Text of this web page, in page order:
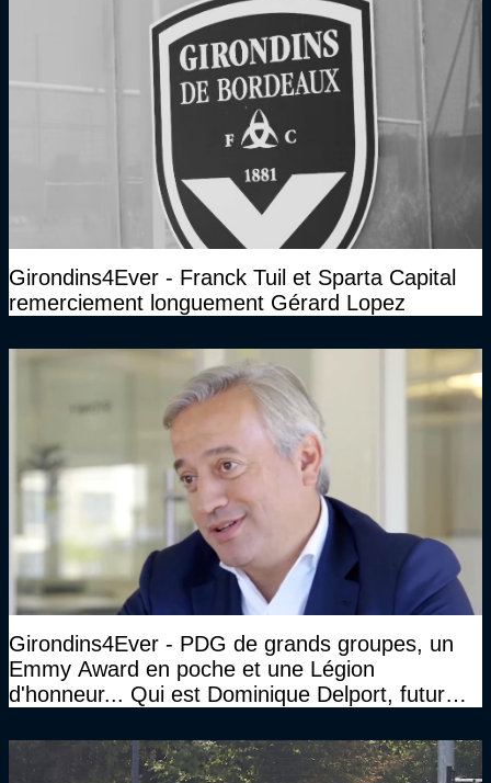
Girondins4Ever - Franck Tuil et Sparta Capital
remerciement longuement Gérard Lopez
Girondins4Ever - PDG de grands groupes, un
Emmy Award en poche et une Légion
d'honneur... Qui est Dominique Delport, futur